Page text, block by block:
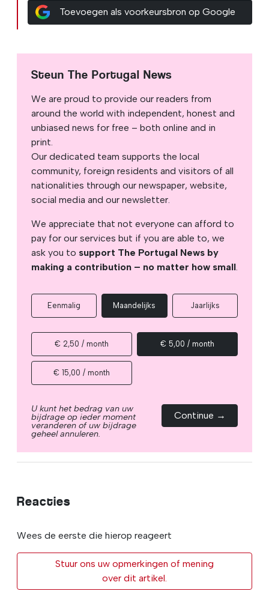
Toevoegen als voorkeursbron op Google
Steun The Portugal News
We are proud to provide our readers from
around the world with independent, honest and
unbiased news for free – both online and in
print.
Our dedicated team supports the local
community, foreign residents and visitors of all
nationalities through our newspaper, website,
social media and our newsletter.
We appreciate that not everyone can afford to
pay for our services but if you are able to, we
ask you to support The Portugal News by
making a contribution – no matter how small.
Eenmalig Maandelijks Jaarlijks
€ 2,50 / month € 5,00 / month
€ 15,00 / month
U kunt het bedrag van uw
bijdrage op ieder moment
veranderen of uw bijdrage
geheel annuleren.
Continue →
Reacties
Wees de eerste die hierop reageert
Stuur ons uw opmerkingen of mening
over dit artikel.